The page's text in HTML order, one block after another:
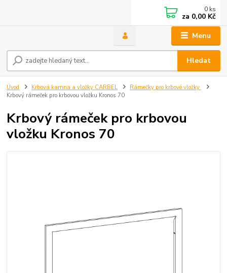
Menu
Hledat
0 ks
za 0,00 Kč
Úvod Krbová kamna a vložky CARBEL
Rámečky pro krbové vložky
Krbový rámeček pro krbovou vložku Kronos 70
Krbový rámeček pro krbovou
vložku Kronos 70